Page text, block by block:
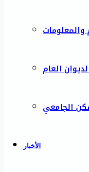
والمعلومات
العام
الجامعي
الأخبار